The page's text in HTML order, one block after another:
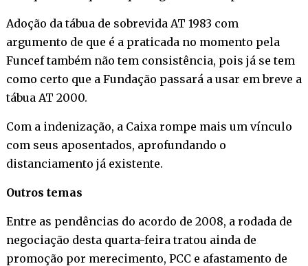
Adoção da tábua de sobrevida AT 1983 com
argumento de que é a praticada no momento pela
Funcef também não tem consistência, pois já se tem
como certo que a Fundação passará a usar em breve a
tábua AT 2000.
Com a indenização, a Caixa rompe mais um vínculo
com seus aposentados, aprofundando o
distanciamento já existente.
Outros temas
Entre as pendências do acordo de 2008, a rodada de
negociação desta quarta-feira tratou ainda de
promoção por merecimento, PCC e afastamento de